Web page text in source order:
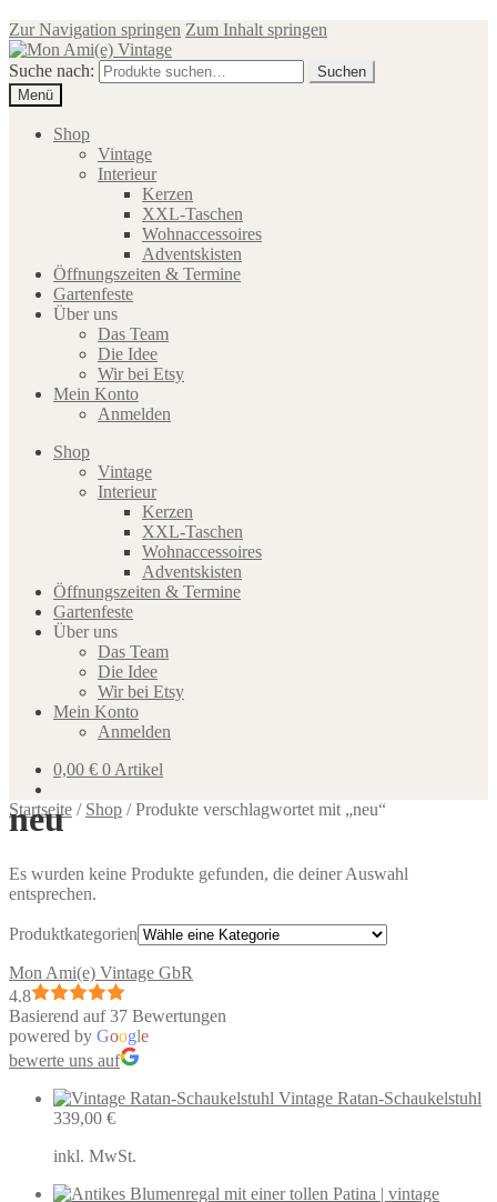
Zur Navigation springen Zum Inhalt springen
Suche nach:
Suchen
Menü
Shop
Vintage
Interieur
Kerzen
XXL-Taschen
Wohnaccessoires
Adventskisten
Öffnungszeiten & Termine
Gartenfeste
Über uns
Das Team
Die Idee
Wir bei Etsy
Mein Konto
Anmelden
Shop
Vintage
Interieur
Kerzen
XXL-Taschen
Wohnaccessoires
Adventskisten
Öffnungszeiten & Termine
Gartenfeste
Über uns
Das Team
Die Idee
Wir bei Etsy
Mein Konto
Anmelden
0,00 € 0 Artikel
Startseite / Shop /Produkte verschlagwortet mit „neu“
neu
Es wurden keine Produkte gefunden, die deiner Auswahl
entsprechen.
Produktkategorien
Mon Ami(e) Vintage GbR
4.8
Basierend auf 37 Bewertungen
powered by Google
bewerte uns auf
Vintage Ratan-Schaukelstuhl
339,00 €
inkl. MwSt.